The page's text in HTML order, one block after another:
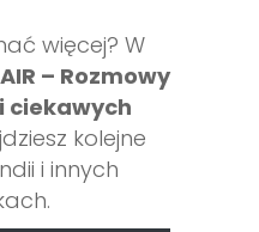
więcej? W
– Rozmowy
ciekawych
kolejne
i innych